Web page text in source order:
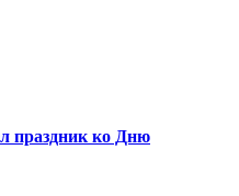
праздник ко Дню